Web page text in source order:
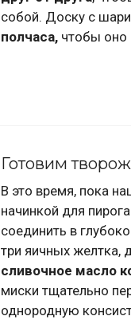
собой. Доску с
полчаса, чтобы оно
Готовим
В это время, пока
начинкой для
соединить в
три яичных желтка,
сливочное масло
миски тщательно
однородную